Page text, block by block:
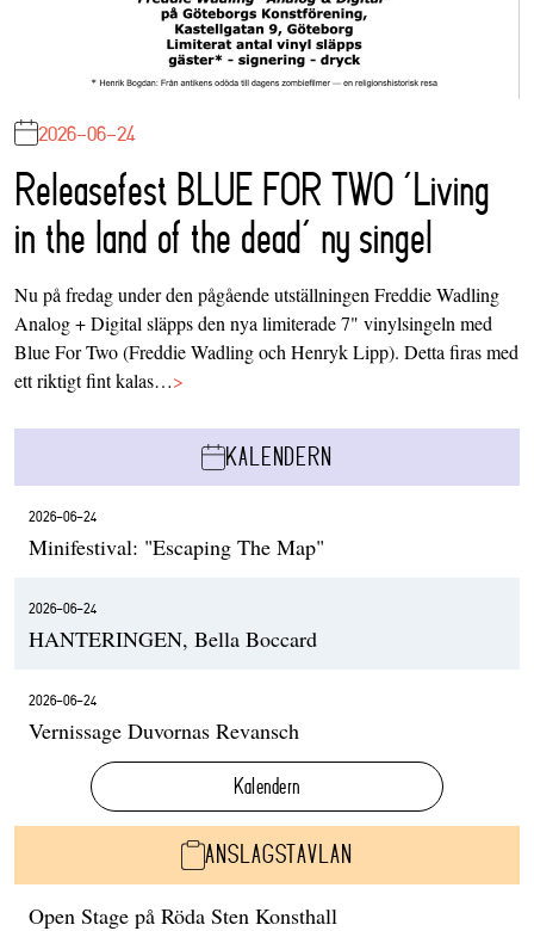
2026-06-24
Releasefest BLUE FOR TWO ‘Living
in the land of the dead’ ny singel
Nu på fredag under den pågående utställningen Freddie Wadling
Analog + Digital släpps den nya limiterade 7" vinylsingeln med
Blue For Two (Freddie Wadling och Henryk Lipp). Detta firas med
ett riktigt fint kalas…>
KALENDERN
2026-06-24
Minifestival: "Escaping The Map"
2026-06-24
HANTERINGEN, Bella Boccard
2026-06-24
Vernissage Duvornas Revansch
Kalendern
ANSLAGSTAVLAN
Open Stage på Röda Sten Konsthall